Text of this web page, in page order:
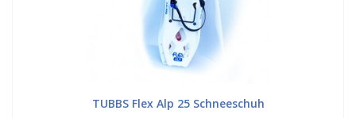
TUBBS Flex Alp 25 Schneeschuh